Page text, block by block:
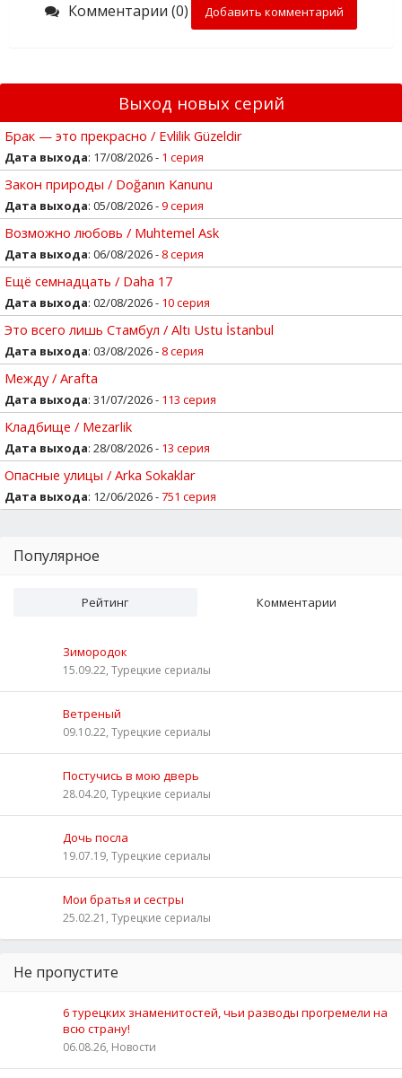
Комментарии (0) Добавить комментарий
Выход новых серий
Брак — это прекрасно / Evlilik Güzeldir
Дата выхода: 17/08/2026 - 1 серия
Закон природы / Doğanın Kanunu
Дата выхода: 05/08/2026 -9 серия
Возможно любовь / Muhtemel Ask
Дата выхода: 06/08/2026 - 8 серия
Ещё семнадцать / Daha 17
Дата выхода: 02/08/2026 - 10 серия
Это всего лишь Стамбул / Altı Ustu İstanbul
Дата выхода: 03/08/2026 - 8 серия
Между / Arafta
Дата выхода: 31/07/2026 - 113 серия
Кладбище / Mezarlik
Дата выхода: 28/08/2026 - 13 серия
Опасные улицы / Arka Sokaklar
Дата выхода: 12/06/2026 -751 серия
Популярное
Рейтинг Комментарии
Зимородок
15.09.22, Турецкие сериалы
Ветреный
09.10.22, Турецкие сериалы
Постучись в мою дверь
28.04.20, Турецкие сериалы
Дочь посла
19.07.19, Турецкие сериалы
Мои братья и сестры
25.02.21, Турецкие сериалы
Не пропустите
6 турецких знаменитостей, чьи разводы прогремели на
всю страну!
06.08.26, Новости